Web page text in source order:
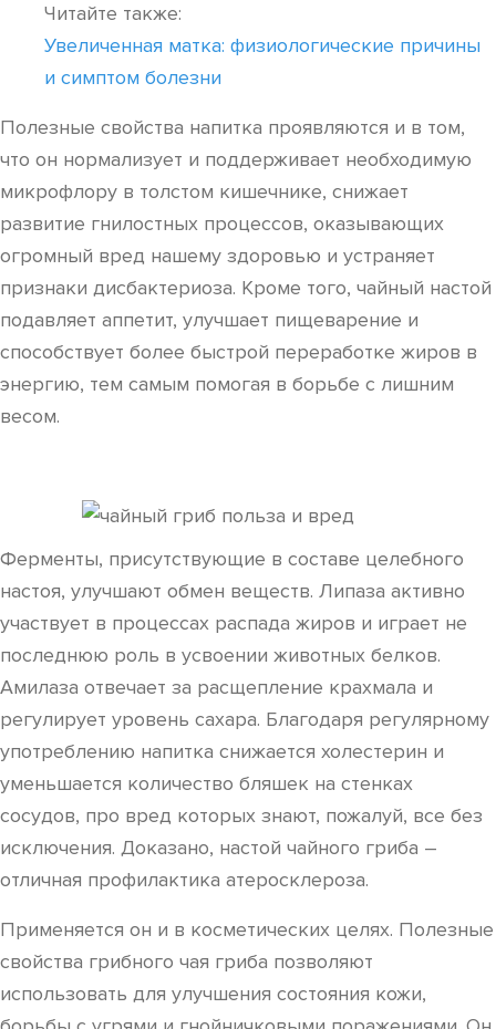
Читайте также:
Увеличенная матка: физиологические причины
и симптом болезни
Полезные свойства напитка проявляются и в том,
что он нормализует и поддерживает необходимую
микрофлору в толстом кишечнике, снижает
развитие гнилостных процессов, оказывающих
огромный вред нашему здоровью и устраняет
признаки дисбактериоза. Кроме того, чайный настой
подавляет аппетит, улучшает пищеварение и
способствует более быстрой переработке жиров в
энергию, тем самым помогая в борьбе с лишним
весом.
Ферменты, присутствующие в составе целебного
настоя, улучшают обмен веществ. Липаза активно
участвует в процессах распада жиров и играет не
последнюю роль в усвоении животных белков.
Амилаза отвечает за расщепление крахмала и
регулирует уровень сахара. Благодаря регулярному
употреблению напитка снижается холестерин и
уменьшается количество бляшек на стенках
сосудов, про вред которых знают, пожалуй, все без
исключения. Доказано, настой чайного гриба –
отличная профилактика атеросклероза.
Применяется он и в косметических целях. Полезные
свойства грибного чая гриба позволяют
использовать для улучшения состояния кожи,